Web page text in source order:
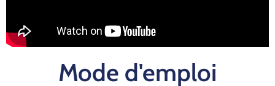
Mode d'emploi